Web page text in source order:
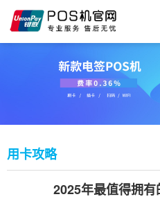
用卡攻略
2025年最值得拥